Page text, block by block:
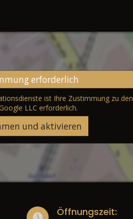
erforderlich
ist Ihre Zustimmung zu den
LLC erforderlich.
und aktivieren
Öffnungszeit: